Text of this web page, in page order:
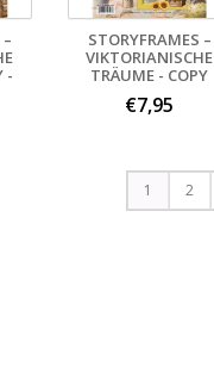
-
STORYFRAMES –
VIKTORIANISCHE
TRÄUME - COPY
€7,95
1 2